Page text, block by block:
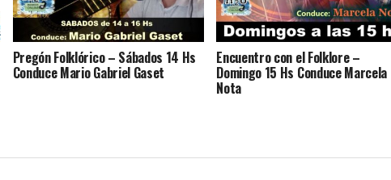
Pregón Folklórico – Sábados 14 Hs
Conduce Mario Gabriel Gaset
Encuentro con el Folklore –
Domingo 15 Hs Conduce Marcela
Nota